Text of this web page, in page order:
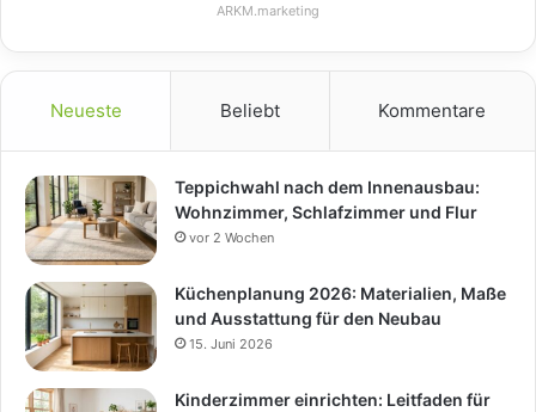
ARKM.marketing
Neueste Beliebt Kommentare
Teppichwahl nach dem Innenausbau:
Wohnzimmer, Schlafzimmer und Flur
vor 2 Wochen
Küchenplanung 2026: Materialien, Maße
und Ausstattung für den Neubau
15. Juni 2026
Kinderzimmer einrichten: Leitfaden für